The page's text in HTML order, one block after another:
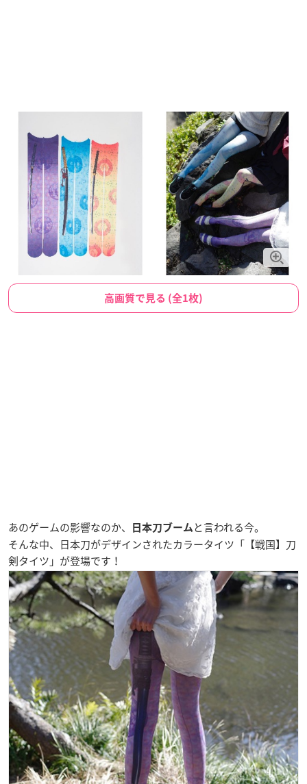
高画質で見る (全1枚)
あのゲームの影響なのか、 日本刀ブーム と言われる今。
そんな中、日本刀がデザインされたカラータイツ「【戦国】刀
剣タイツ」が登場です！